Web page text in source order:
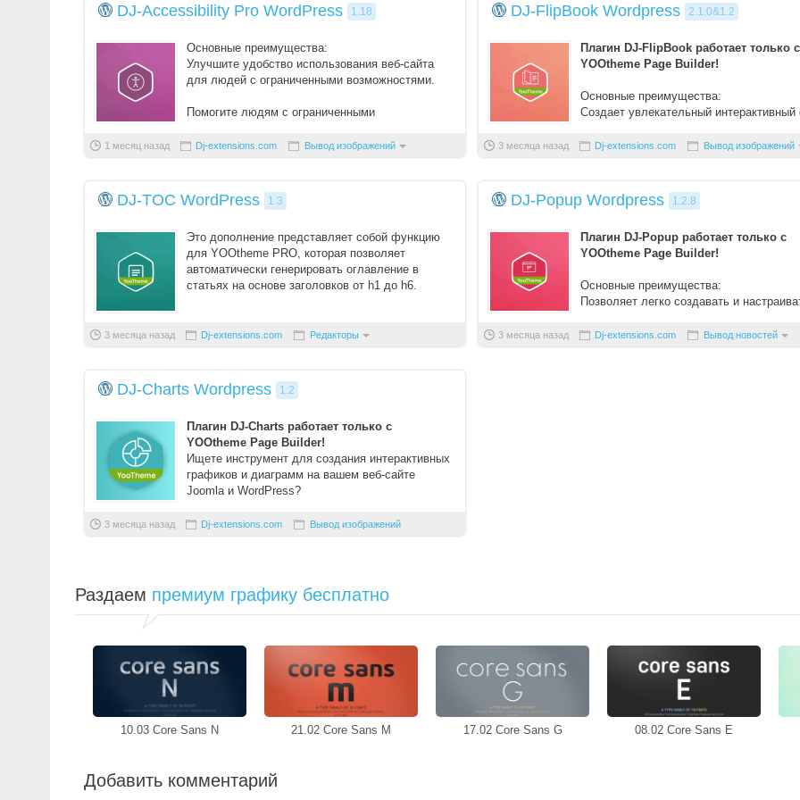
DJ-Accessibility Pro WordPress 1.18
Основные преимущества:
Улучшите удобство использования веб-сайта
для людей с ограниченными возможностями.
Помогите людям с ограниченными
сайту ...
1 месяц назад Dj-extensions.com Вывод изображений
DJ-FlipBook Wordpress 2.1.0&1.2
Плагин DJ-FlipBook работает только с
YOOtheme Page Builder!
Основные преимущества:
Создает увлекательный интерактивный
заинтересо ...
3 месяца назад Dj-extensions.com Вывод изображений
DJ-TOC WordPress 1.3
Это дополнение представляет собой функцию
для YOOtheme PRO, которая позволяет
автоматически генерировать оглавление в
статьях на основе заголовков от h1 до h6.
3 месяца назад Dj-extensions.com Редакторы
DJ-Popup Wordpress 1.2.8
Плагин DJ-Popup работает только с
YOOtheme Page Builder!
Основные преимущества:
Позволяет легко создавать и
вашего веб-с ...
3 месяца назад Dj-extensions.com Вывод новостей
DJ-Charts Wordpress 1.2
Плагин DJ-Charts работает только с
YOOtheme Page Builder!
Ищете инструмент для создания интерактивных
графиков и диаграмм на вашем веб-сайте
Joomla и WordPress?
3 месяца назад Dj-extensions.com Вывод изображений
Раздаем премиум графику бесплатно
10.03 Core Sans N 21.02 Core Sans M 17.02 Core Sans G 08.02 Core Sans E
Добавить комментарий
Забыли пароль?
Забыли логин?